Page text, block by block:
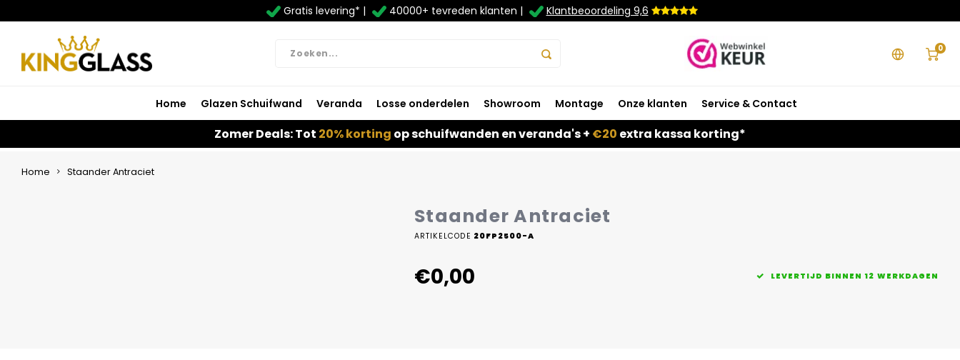
Gratis levering* | 40000+ tevreden klanten | Klantbeoordeling 9,6
0
Home Glazen Schuifwand Veranda Losse onderdelen Showroom Montage Onze klanten Service & Contact
Zomer Deals: Tot 20% korting op schuifwanden en veranda's + €20 extra kassa korting*
Home Staander Antraciet
Staander Antraciet
ARTIKELCODE 20FP2500-A
€0,00 LEVERTIJD BINNEN 12 WERKDAGEN